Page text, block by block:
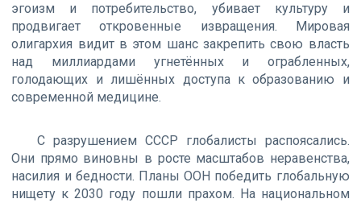
эгоизм и потребительство, убивает культуру и
продвигает откровенные извращения. Мировая
олигархия видит в этом шанс закрепить свою власть
над миллиардами угнетённых и ограбленных,
голодающих и лишённых доступа к образованию и
современной медицине.
С разрушением СССР глобалисты распоясались.
Они прямо виновны в росте масштабов неравенства,
насилия и бедности. Планы ООН победить глобальную
нищету к 2030 году пошли прахом. На национальном